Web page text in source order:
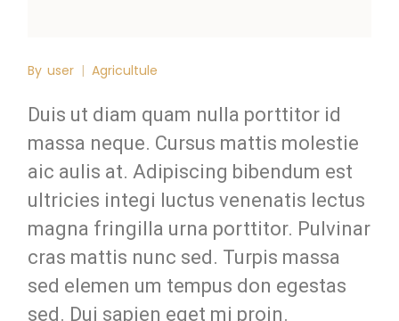
By user Agricultule
Duis ut diam quam nulla porttitor id
massa neque. Cursus mattis molestie
aic aulis at. Adipiscing bibendum est
ultricies integi luctus venenatis lectus
magna fringilla urna porttitor. Pulvinar
cras mattis nunc sed. Turpis massa
sed elemen um tempus don egestas
sed. Dui sapien eget mi proin.